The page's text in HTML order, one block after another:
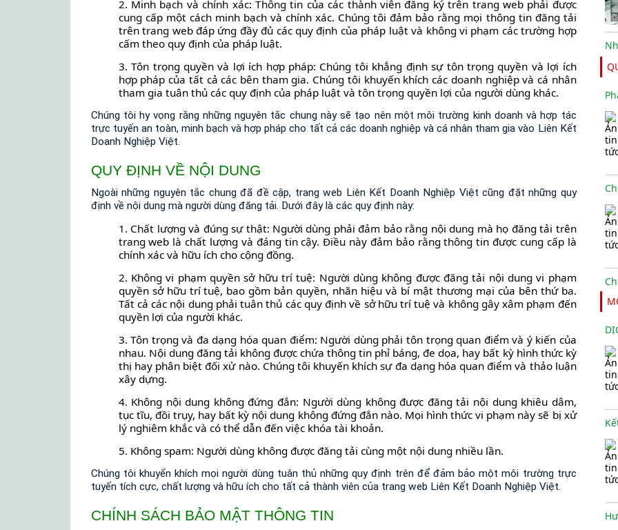
2. Minh bạch và chính xác: Thông tin của các thành viên đăng ký trên trang web phải được
cung cấp một cách minh bạch và chính xác. Chúng tôi đảm bảo rằng mọi thông tin đăng tải
trên trang web đáp ứng đầy đủ các quy định của pháp luật và không vi phạm các trường hợp
cấm theo quy định của pháp luật.
3. Tôn trọng quyền và lợi ích hợp pháp: Chúng tôi khẳng định sự tôn trọng quyền và lợi ích
hợp pháp của tất cả các bên tham gia. Chúng tôi khuyến khích các doanh nghiệp và cá nhân
tham gia tuân thủ các quy định của pháp luật và tôn trọng quyền lợi của người dùng khác.
Chúng tôi hy vọng rằng những nguyên tắc chung này sẽ tạo nên một môi trường kinh doanh và hợp tác
trực tuyến an toàn, minh bạch và hợp pháp cho tất cả các doanh nghiệp và cá nhân tham gia vào Liên Kết
Doanh Nghiệp Việt.
QUY ĐỊNH VỀ NỘI DUNG
Ngoài những nguyên tắc chung đã đề cập, trang web Liên Kết Doanh Nghiệp Việt cũng đặt những quy
định về nội dung mà người dùng đăng tải. Dưới đây là các quy định này:
1. Chất lượng và đúng sự thật: Người dùng phải đảm bảo rằng nội dung mà họ đăng tải trên
trang web là chất lượng và đáng tin cậy. Điều này đảm bảo rằng thông tin được cung cấp là
chính xác và hữu ích cho cộng đồng.
2. Không vi phạm quyền sở hữu trí tuệ: Người dùng không được đăng tải nội dung vi phạm
quyền sở hữu trí tuệ, bao gồm bản quyền, nhãn hiệu và bí mật thương mại của bên thứ ba.
Tất cả các nội dung phải tuân thủ các quy định về sở hữu trí tuệ và không gây xâm phạm đến
quyền lợi của người khác.
3. Tôn trọng và đa dạng hóa quan điểm: Người dùng phải tôn trọng quan điểm và ý kiến của
nhau. Nội dung đăng tải không được chứa thông tin phỉ báng, đe dọa, hay bất kỳ hình thức kỳ
thị hay phân biệt đối xử nào. Chúng tôi khuyến khích sự đa dạng hóa quan điểm và thảo luận
xây dựng.
4. Không nội dung không đứng đắn: Người dùng không được đăng tải nội dung khiêu dâm,
tục tĩu, đồi trụy, hay bất kỳ nội dung không đứng đắn nào. Mọi hình thức vi phạm này sẽ bị xử
lý nghiêm khắc và có thể dẫn đến việc khóa tài khoản.
5. Không spam: Người dùng không được đăng tải cùng một nội dung nhiều lần.
Chúng tôi khuyến khích mọi người dùng tuân thủ những quy định trên để đảm bảo một môi trường trực
tuyến tích cực, chất lượng và hữu ích cho tất cả thành viên của trang web Liên Kết Doanh Nghiệp Việt.
CHÍNH SÁCH BẢO MẬT THÔNG TIN